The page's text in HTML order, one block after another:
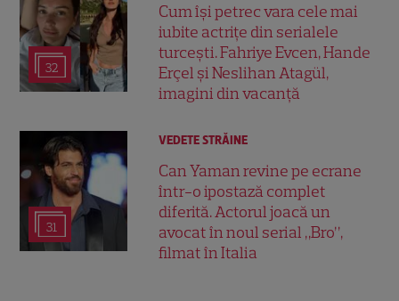
32
Cum își petrec vara cele mai
iubite actrițe din serialele
turcești. Fahriye Evcen, Hande
Erçel și Neslihan Atagül,
imagini din vacanță
31
VEDETE STRĂINE
Can Yaman revine pe ecrane
într-o ipostază complet
diferită. Actorul joacă un
avocat în noul serial „Bro”,
filmat în Italia